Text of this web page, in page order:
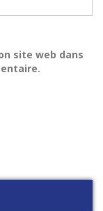
site web dans